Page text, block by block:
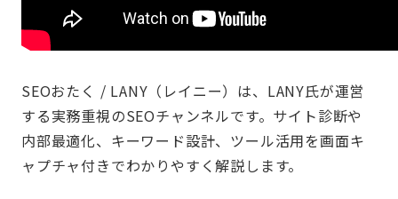
SEOおたく / LANY（レイニー）は、LANY氏が運営
する実務重視のSEOチャンネルです。サイト診断や
内部最適化、キーワード設計、ツール活用を画面キ
ャプチャ付きでわかりやすく解説します。